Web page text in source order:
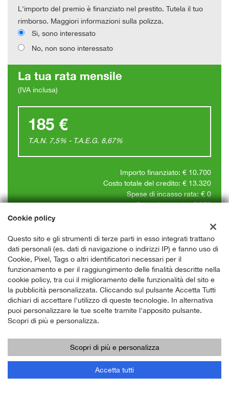
L'importo del premio è finanziato nel prestito. Tutela il tuo
rimborso. Maggiori informazioni sulla polizza.
Si, sono interessato
No, non sono interessato
La tua rata mensile
(IVA inclusa)
185 €
T.A.N. 7,5% - T.A.E.G. 8,67%
Importo finanziato: € 10.700
Costo totale del credito: € 13.320
Spese di incasso rata: €0
Spese istruttoria: €250
PROCEDI
Contattaci
Messaggio pubblicitario con finalità promozionale. I valori in
tabella sono indicativi e IVA inclusa. La rata finanziaria è
comprensiva di spese RID. Offerta valida per il mese in corso.
Salvo approvazione dell'istituto di credito erogante. Al fine di
eventuali altre offerte disponibili, l'Istituto di Credito erogante ti
ricorda, prima di sottoscrivere il contratto, di prendere visione di
tutte le condizioni economiche e contrattuali, facendo riferimento
alle Informazioni Europee di Base sul Credito ai Consumatori
Cookie policy
Questo sito e gli strumenti di terze parti in esso integrati trattano
dati personali (es. dati di navigazione o indirizzi IP) e fanno uso di
Cookie, Pixel, Tags o altri identificatori necessari per il
funzionamento e per il raggiungimento delle finalità descritte nella
cookie policy, tra cui il miglioramento delle funzionalità del sito e
la pubblicità personalizzata. Cliccando sul pulsante Accetta Tutti
dichiari di accettare l'utilizzo di queste tecnologie. In alternativa
puoi personalizzare le tue scelte tramite l'apposito pulsante.
Scopri di più e personalizza.
Scopri di più e personalizza
Accetta tutti